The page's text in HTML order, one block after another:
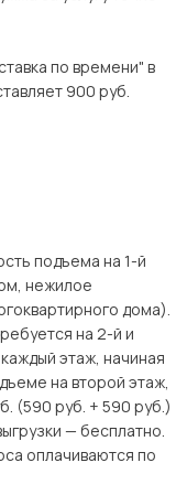
по времени" в
900 руб.
подъема на 1-й
нежилое
дома).
на 2-й и
этаж, начиная
на второй этаж,
(590 руб. + 590 руб.)
— бесплатно.
оплачиваются по